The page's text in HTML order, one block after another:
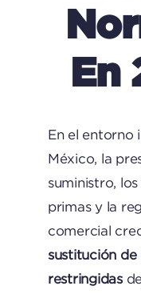
En
En el entorno
México, la
suministro,
primas y la
comercial
sustitución de
restringidas